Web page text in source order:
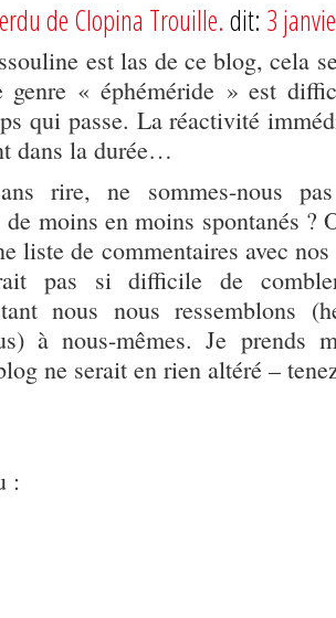
de Clopina Trouille. dit: 3
est las de ce blog, cela
genre « éphéméride » est
qui passe. La réactivité
dans la durée…
rire, ne sommes-nous
moins en moins spontanés ?
liste de commentaires avec
pas si difficile de
nous nous ressemblons
à nous-mêmes. Je prends
ne serait en rien altéré –
: